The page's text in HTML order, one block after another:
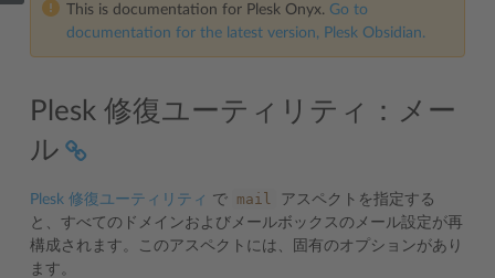
This is documentation for Plesk Onyx. Go to
documentation for the latest version, Plesk Obsidian.
Plesk 修復ユーティリティ：メー
ル
Plesk 修復ユーティリティ で mail
アスペクトを指定する
と、すべてのドメインおよびメールボックスのメール設定が再
構成されます。このアスペクトには、固有のオプションがあり
ます。